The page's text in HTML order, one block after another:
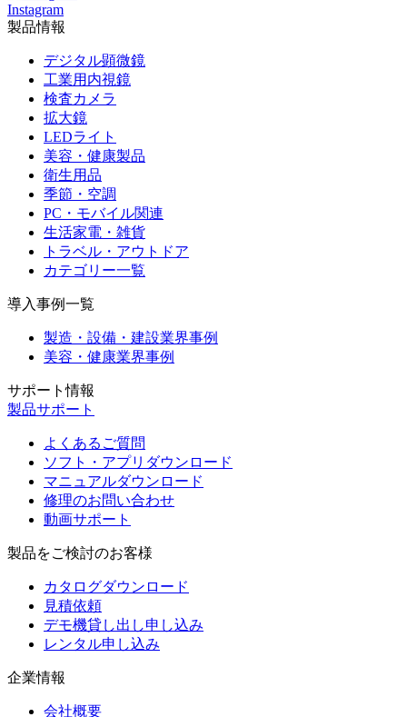
Instagram
製品情報
デジタル顕微鏡
工業用内視鏡
検査カメラ
拡大鏡
LEDライト
美容・健康製品
衛生用品
季節・空調
PC・モバイル関連
生活家電・雑貨
トラベル・アウトドア
カテゴリー一覧
導入事例一覧
製造・設備・建設業界事例
美容・健康業界事例
サポート情報
製品サポート
よくあるご質問
ソフト・アプリダウンロード
マニュアルダウンロード
修理のお問い合わせ
動画サポート
製品をご検討のお客様
カタログダウンロード
見積依頼
デモ機貸し出し申し込み
レンタル申し込み
企業情報
会社概要